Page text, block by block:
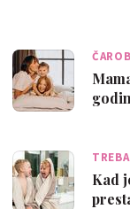
Kad